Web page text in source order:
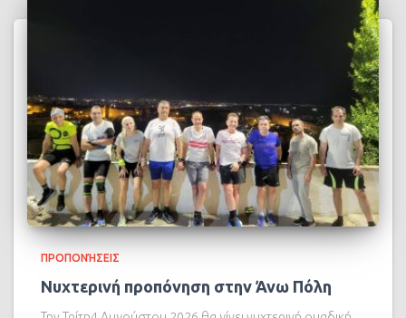
ΠΡΟΠΟΝΉΣΕΙΣ
Νυχτερινή προπόνηση στην Άνω Πόλη